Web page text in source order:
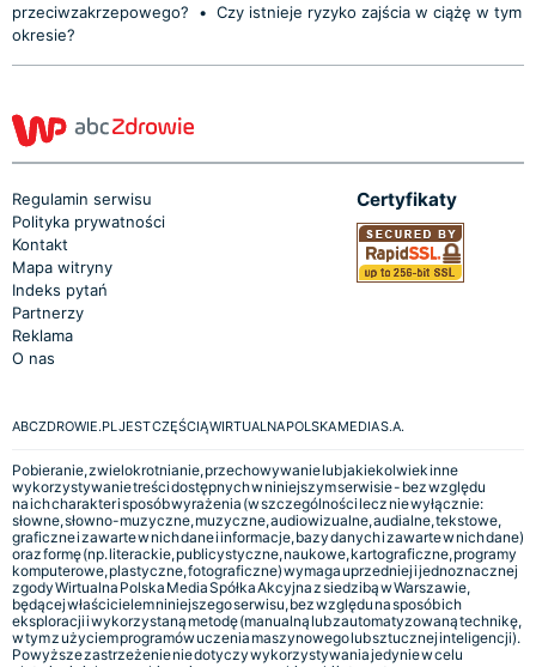
przeciwzakrzepowego?
• Czy istnieje ryzyko zajścia w ciążę w tym
okresie?
Regulamin serwisu
Polityka prywatności
Kontakt
Mapa witryny
Indeks pytań
Partnerzy
Reklama
O nas
Certyfikaty
ABCZDROWIE.PL JEST CZĘŚCIĄ WIRTUALNA POLSKA MEDIA S.A.
Pobieranie, zwielokrotnianie, przechowywanie lub jakiekolwiek inne
wykorzystywanie treści dostępnych w niniejszym serwisie - bez względu
na ich charakter i sposób wyrażenia (w szczególności lecz nie wyłącznie:
słowne, słowno-muzyczne, muzyczne, audiowizualne, audialne, tekstowe,
graficzne i zawarte w nich dane i informacje, bazy danych i zawarte w nich dane)
oraz formę (np. literackie, publicystyczne, naukowe, kartograficzne, programy
komputerowe, plastyczne, fotograficzne) wymaga uprzedniej i jednoznacznej
zgody Wirtualna Polska Media Spółka Akcyjna z siedzibą w Warszawie,
będącej właścicielem niniejszego serwisu, bez względu na sposób ich
eksploracji i wykorzystaną metodę (manualną lub zautomatyzowaną technikę,
w tym z użyciem programów uczenia maszynowego lub sztucznej inteligencji).
Powyższe zastrzeżenie nie dotyczy wykorzystywania jedynie w celu